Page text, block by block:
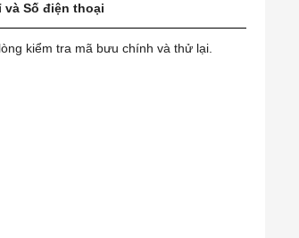
và Số điện thoại
kiểm tra mã bưu chính và thử lại.